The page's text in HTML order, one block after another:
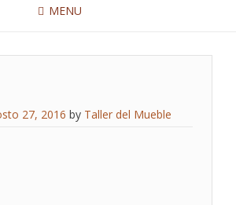
MENU
27, 2016 by Taller del Mueble